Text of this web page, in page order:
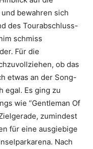
bewahren sich
des Tourabschluss-
schmiss
Für die
ob das
etwas an der Song-
egal. Es ging zu
wie “Gentleman Of
zumindest
für eine ausgiebige
Nach